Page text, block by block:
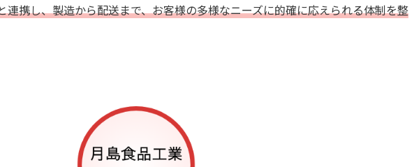
連携し、製造から配送まで、お客様の多様なニーズに的確に応えられる体制を整